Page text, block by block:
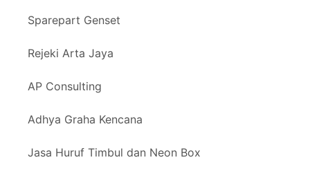
Sparepart Genset
Rejeki Arta Jaya
AP Consulting
Adhya Graha Kencana
Jasa Huruf Timbul dan Neon Box